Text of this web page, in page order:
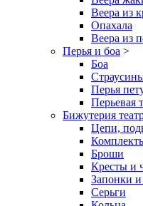
Веера из
Опахала
Веера из
Перья и боа >
Боа
Перья
Перьевая
Бижутерия
Цепи,
Броши
Кресты и
Запонки
Серьги